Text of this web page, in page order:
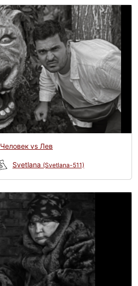
Человек vs Лев
Svetlana (Svetlana-511)